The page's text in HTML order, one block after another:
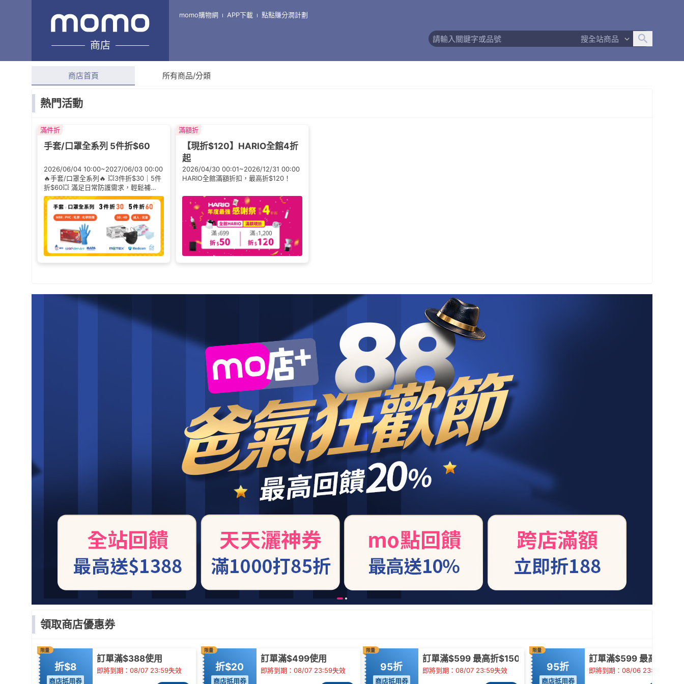
商店
momo購物網 APP下載 點點賺分潤計劃
搜全站商品
德記儀器/德記生活 DGLife doggerco
綜合評分 商店簡介 退換貨須知
商店首頁 所有商品/分類
熱門活動
滿件折
手套/口罩全系列 5件折$60
2026/06/04 10:00~2027/06/03 00:00
🔥手套/口罩全系列🔥 💥3件折$30｜5件
折$60💥 滿足日常防護需求，輕鬆補
貨，隨時安心！
滿額折
【現折$120】HARIO全館4折
起
2026/04/30 00:01~2026/12/31 00:00
HARIO全館滿額折扣，最高折$120！
領取商店優惠券
限量
折$8
商店抵用券
訂單滿$388使用
即將到期：08/07 23:59失效
限量
折$20
商店抵用券
訂單滿$499使用
即將到期：08/07 23:59失效
限量
95折
商店抵用券
訂單滿$599 最高折$150
即將到期：08/07 23:59失效
限量
95折
商店抵用券
訂單滿$599 最高折$30
即將到期：08/06 23:59失效